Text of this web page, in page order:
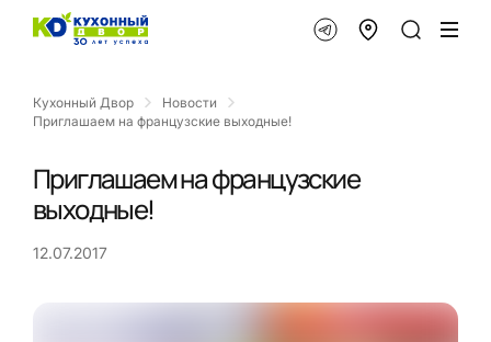
Кухонный Двор
Новости
Приглашаем на французские выходные!
Приглашаем на французские
выходные!
12.07.2017